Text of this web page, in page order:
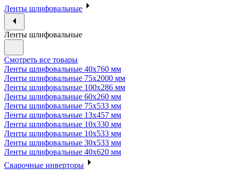
Ленты шлифовальные
Ленты шлифовальные
Смотреть все товары
Ленты шлифовальные 40х760 мм
Ленты шлифовальные 75х2000 мм
Ленты шлифовальные 100х286 мм
Ленты шлифовальные 60х260 мм
Ленты шлифовальные 75х533 мм
Ленты шлифовальные 13х457 мм
Ленты шлифовальные 10х330 мм
Ленты шлифовальные 10х533 мм
Ленты шлифовальные 30х533 мм
Ленты шлифовальные 40х620 мм
Сварочные инверторы